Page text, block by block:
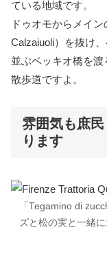
ている地域です。
ドゥオモからメイ
Calzaiuoli）を抜け
並ぶベッキオ橋を
散歩道ですよ。
雰囲気も庶
ります
「Tegamino di
ズと松の実と一緒